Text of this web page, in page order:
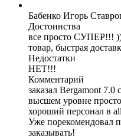
Бабенко Игорь
Достоинства
все просто СУПЕР!!!
товар, быстрая
Недостатки
НЕТ!!!
Комментарий
заказал Bergamont 7.0
высшем уровне
хороший персонал в
Уже порекомендовал
заказывать!